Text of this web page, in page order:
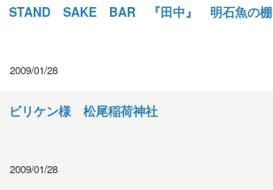
STAND SAKE BAR 『田中』 明石魚の棚
2009/01/28
ビリケン様 松尾稲荷神社
2009/01/28